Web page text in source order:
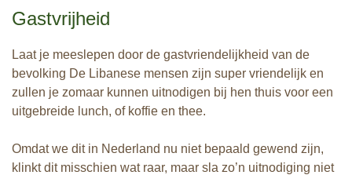
Gastvrijheid
Laat je meeslepen door de gastvriendelijkheid van de
bevolking De Libanese mensen zijn super vriendelijk en
zullen je zomaar kunnen uitnodigen bij hen thuis voor een
uitgebreide lunch, of koffie en thee.
Omdat we dit in Nederland nu niet bepaald gewend zijn,
klinkt dit misschien wat raar, maar sla zo’n uitnodiging niet